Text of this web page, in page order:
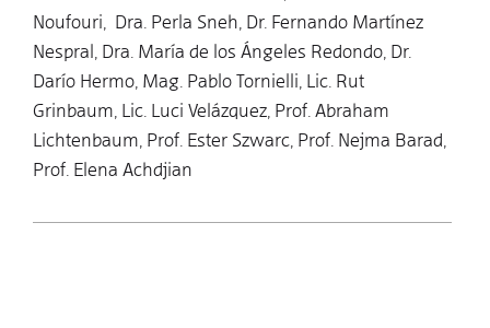
Noufouri, Dra. Perla Sneh, Dr. Fernando Martínez
Nespral, Dra. María de los Ángeles Redondo, Dr.
Darío Hermo, Mag. Pablo Tornielli, Lic. Rut
Grinbaum, Lic. Luci Velázquez, Prof. Abraham
Lichtenbaum, Prof. Ester Szwarc, Prof. Nejma Barad,
Prof. Elena Achdjian